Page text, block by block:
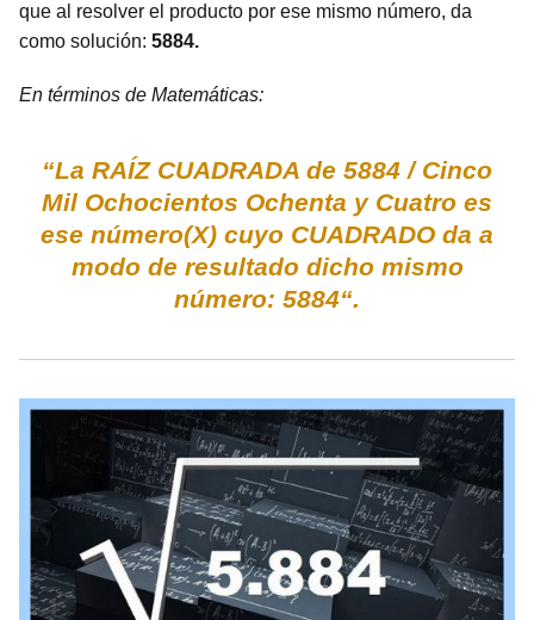
que al resolver el producto por ese mismo número, da
como solución: 5884.
En términos de Matemáticas:
“La RAÍZ CUADRADA de 5884 / Cinco
Mil Ochocientos Ochenta y Cuatro es
ese número(X) cuyo CUADRADO da a
modo de resultado dicho mismo
número: 5884“.